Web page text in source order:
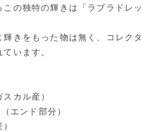
の独特の輝きは「ラブラドレッ
きをもった物は無く、コレクタ
います。
カル産）
エンド部分）